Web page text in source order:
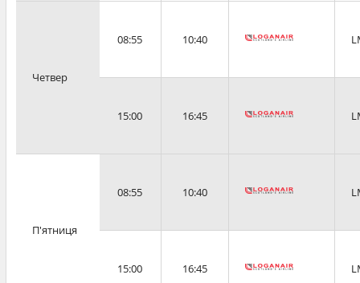
Четвер
08:55 10:40
15:00 16:45
П'ятниця
08:55 10:40
15:00 16:45